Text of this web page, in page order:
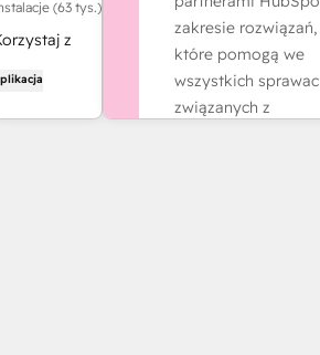
(63 tys.)
z
i
zakresie rozwiązań,
które pomogą we
wszystkich
związanych z